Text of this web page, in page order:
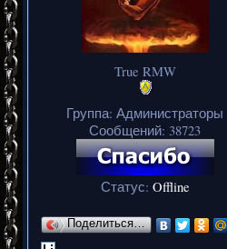
True RMW
Группа: Администраторы
Сообщений: 38723
Статус: Offline
Поделиться…